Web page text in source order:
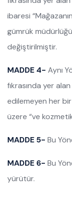
ibaresi
gümrük
değiştirilmiştir.
MADDE 4- Aynı
fıkrasında yer
edilemeyen her
üzere “ve
MADDE 5- Bu
MADDE 6- Bu
yürütür.